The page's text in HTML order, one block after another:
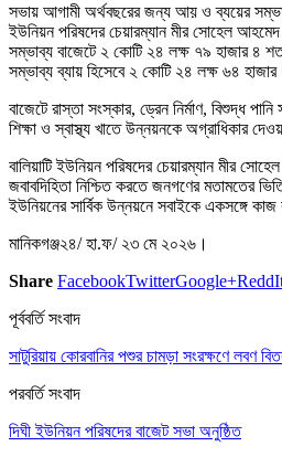
সভায় আগামী অর্থবছরের জন্য আয় ও ব্যয়ের
ইউনিয়ন পরিষদের চেয়ারম্যান মীর সোহেল
সম্ভাব্য বাজেটে ২ কোটি ২৪ লক্ষ ৭৯ হাজার ৪
সম্ভাব্য ব্যায় হিসেবে ২ কোটি ২৪ লক্ষ ৬৪
বাজেটে রাস্তা সংস্কার, ড্রেন নির্মাণ, বিশুদ্ধ
শিক্ষা ও স্বাস্থ্য খাতে উন্নয়নকে অগ্রাধিকার
বালিয়াটি ইউনিয়ন পরিষদের চেয়ারম্যান মীর
জবাবদিহিতা নিশ্চিত করতে জনগণের মতামতের
ইউনিয়নের সার্বিক উন্নয়নে সবাইকে একসঙ্গে
মানিকগঞ্জ২৪/ হা.ফ/ ২৩ মে ২০২৬।
Share FacebookTwitterGoogle+
পূর্ববর্তি সংবাদ
সাটুরিয়ায় কোরবানির পশুর চামড়া সংরক্ষণে লবণ
পরবর্তি সংবাদ
দিঘী ইউনিয়ন পরিষদের বাজেট সভা অনুষ্ঠিত